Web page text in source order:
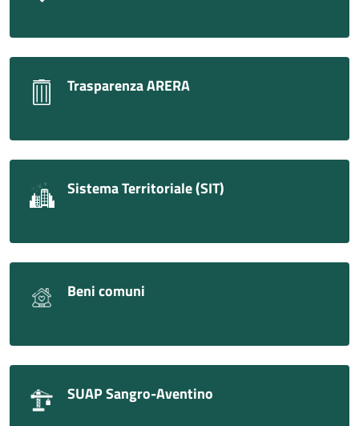
Trasparenza ARERA
Sistema Territoriale (SIT)
Beni comuni
SUAP Sangro-Aventino